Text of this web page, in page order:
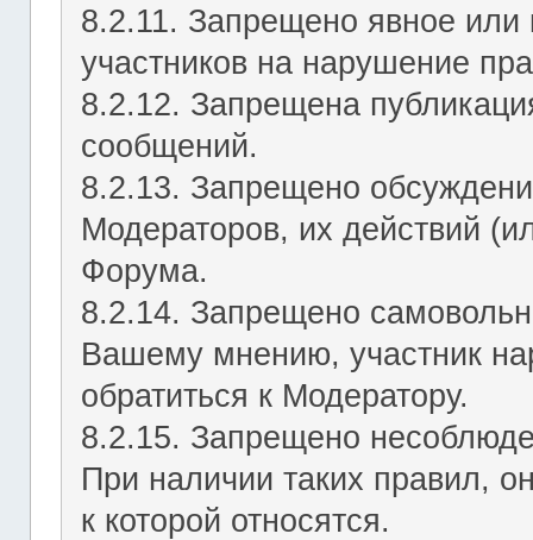
8.2.11. Запрещено явное или
участников на нарушение
8.2.12. Запрещена
сообщений.
8.2.13. Запрещено
Модераторов, их действий
Форума.
8.2.14. Запрещено
Вашему мнению, участник
обратиться к Модератору.
8.2.15. Запрещено
При наличии таких правил,
к которой относятся.